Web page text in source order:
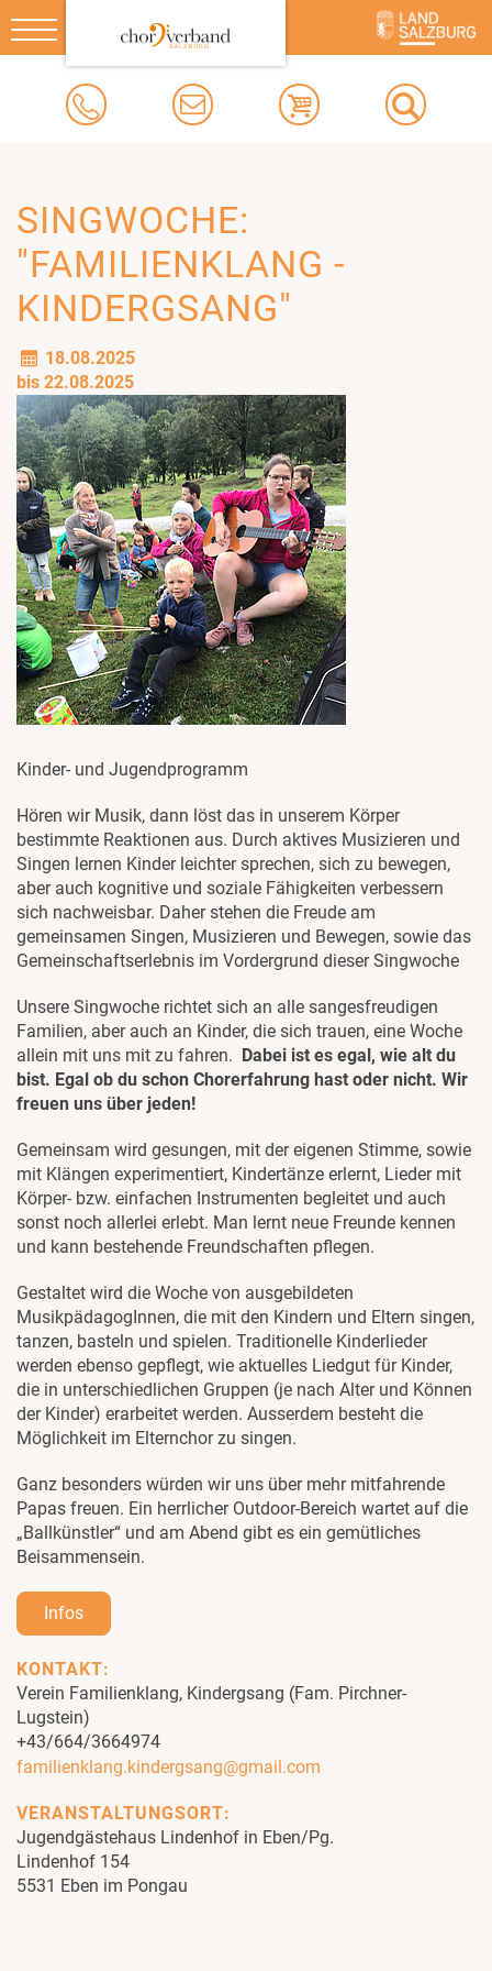
Toggle
navigation
SINGWOCHE:
"FAMILIENKLANG -
KINDERGSANG"
18.08.2025
bis 22.08.2025
Kinder- und Jugendprogramm
Hören wir Musik, dann löst das in unserem Körper
bestimmte Reaktionen aus. Durch aktives Musizieren und
Singen lernen Kinder leichter sprechen, sich zu bewegen,
aber auch kognitive und soziale Fähigkeiten verbessern
sich nachweisbar. Daher stehen die Freude am
gemeinsamen Singen, Musizieren und Bewegen, sowie das
Gemeinschaftserlebnis im Vordergrund dieser Singwoche
Unsere Singwoche richtet sich an alle sangesfreudigen
Familien, aber auch an Kinder, die sich trauen, eine Woche
allein mit uns mit zu fahren. Dabei ist es egal, wie alt du
bist. Egal ob du schon Chorerfahrung hast oder nicht. Wir
freuen uns über jeden!
Gemeinsam wird gesungen, mit der eigenen Stimme, sowie
mit Klängen experimentiert, Kindertänze erlernt, Lieder mit
Körper- bzw. einfachen Instrumenten begleitet und auch
sonst noch allerlei erlebt. Man lernt neue Freunde kennen
und kann bestehende Freundschaften pflegen.
Gestaltet wird die Woche von ausgebildeten
MusikpädagogInnen, die mit den Kindern und Eltern singen,
tanzen, basteln und spielen. Traditionelle Kinderlieder
werden ebenso gepflegt, wie aktuelles Liedgut für Kinder,
die in unterschiedlichen Gruppen (je nach Alter und Können
der Kinder) erarbeitet werden. Ausserdem besteht die
Möglichkeit im Elternchor zu singen.
Ganz besonders würden wir uns über mehr mitfahrende
Papas freuen. Ein herrlicher Outdoor-Bereich wartet auf die
„Ballkünstler“ und am Abend gibt es ein gemütliches
Beisammensein.
Infos
KONTAKT:
Verein Familienklang, Kindergsang (Fam. Pirchner-
Lugstein)
+43/664/3664974
familienklang.kindergsang@gmail.com
VERANSTALTUNGSORT:
Jugendgästehaus Lindenhof in Eben/Pg.
Lindenhof 154
5531 Eben im Pongau